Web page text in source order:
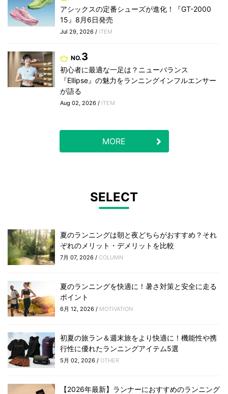
アシックスの定番シューズが進化！『GT-2000
15』8月6日発売
Jul 29, 2026 / ITEM
NO.3
初心者に最適な一足は？ニューバランス
『Ellipse』の魅力をランニングインフルエンサー
が語る
Aug 02, 2026 / ITEM
MORE
SELECT
夏のランニングは朝と夜どちらがおすすめ？それ
ぞれのメリット・デメリットを比較
7月 07, 2026 / COLUMN
夏のランニングを快適に！暑さ対策と安全に走る
ポイント
6月 12, 2026 / MOTIVATION
初夏の旅ラン＆週末旅をより快適に！機能性や携
行性に優れたランニングアイテム5選
5月 02, 2026 / OTHER
【2026年最新】ランナーにおすすめのランニング